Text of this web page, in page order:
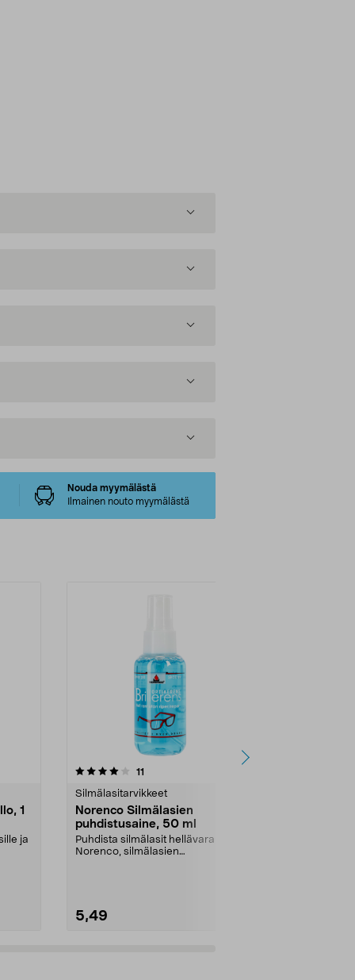
Nouda myymälästä
Ilmainen nouto myymälästä
1
ja
11
Silmälasitarvikkeet
Norenco Silmälasien
puhdistusaine, 50 ml
Puhdista silmälasit hellävaraisesti.
Norenco, silmälasien
5,49
4.5 viidestä